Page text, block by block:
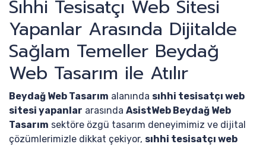
Sıhhi Tesisatçı Web Sitesi
Yapanlar Arasında Dijitalde
Sağlam Temeller Beydağ
Web Tasarım ile Atılır
Beydağ Web Tasarım alanında sıhhi tesisatçı web
sitesi yapanlar arasında AsistWeb Beydağ Web
Tasarım sektöre özgü tasarım deneyimimiz ve dijital
çözümlerimizle dikkat çekiyor, sıhhi tesisatçı web